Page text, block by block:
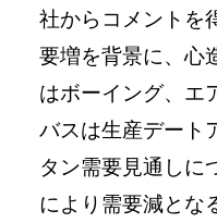
社からコメントを
要増を背景に、心
はボーイング、エ
バスは生産デート
タン需要見通しに
により需要減とな